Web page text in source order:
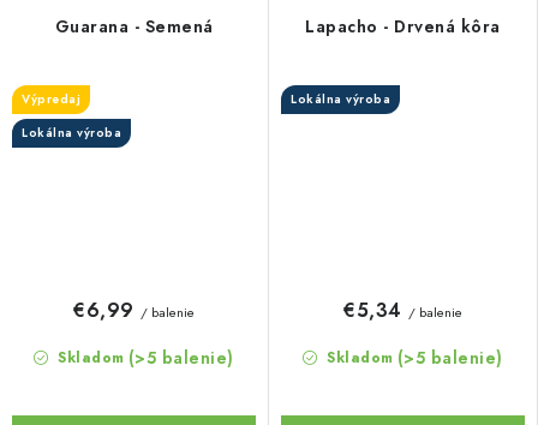
Guarana - Semená
Výpredaj
Lokálna výroba
Skladom (>5 balenie)
€6,99 / balenie
Lapacho - Drvená kôra
Lokálna výroba
Skladom (>5 balenie)
€5,34 / balenie